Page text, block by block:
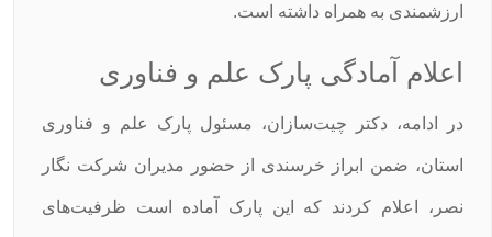
ارزشمندی به همراه داشته است.
اعلام آمادگی پارک علم و فناوری
در ادامه، دکتر چیت‌سازان، مسئول پارک علم و فناوری
استان، ضمن ابراز خرسندی از حضور مدیران شرکت نگار
نصر، اعلام کردند که این پارک آماده است ظرفیت‌های